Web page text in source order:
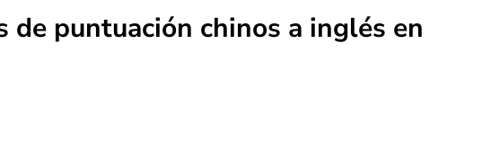
puntuación chinos a inglés en